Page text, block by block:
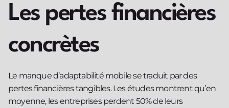
Les pertes financières
concrètes
Le manque d’adaptabilité mobile se traduit par des
pertes financières tangibles. Les études montrent qu’en
moyenne, les entreprises perdent 50% de leurs